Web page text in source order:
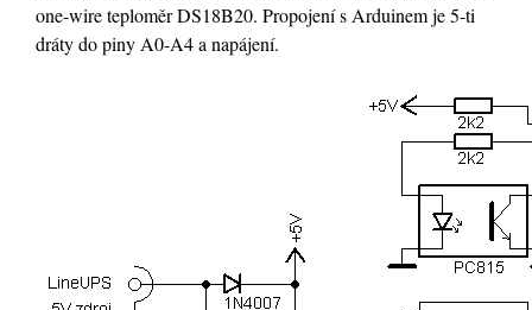
one-wire teploměr DS18B20. Propojení s Arduinem je 5-ti
dráty do piny A0-A4 a napájení.